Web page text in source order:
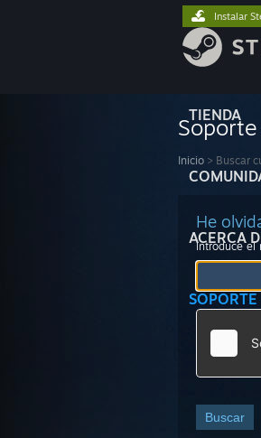
TIENDA
ACERCA
SOPORTE
Instalar
Inicio > Buscar
He
Introduce el